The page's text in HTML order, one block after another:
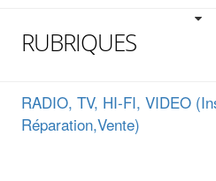
RUBRIQUES
RADIO, TV, HI-FI, VIDEO
Réparation,Vente)